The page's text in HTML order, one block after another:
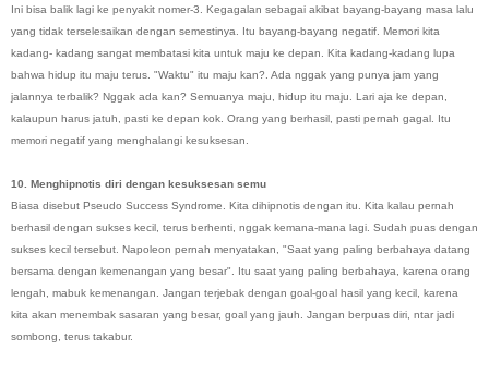
Ini bisa balik lagi ke penyakit nomer-3. Kegagalan sebagai akibat bayang-bayang masa lalu
yang tidak terselesaikan dengan semestinya. Itu bayang-bayang negatif. Memori kita
kadang- kadang sangat membatasi kita untuk maju ke depan. Kita kadang-kadang lupa
bahwa hidup itu maju terus. "Waktu" itu maju kan?. Ada nggak yang punya jam yang
jalannya terbalik? Nggak ada kan? Semuanya maju, hidup itu maju. Lari aja ke depan,
kalaupun harus jatuh, pasti ke depan kok. Orang yang berhasil, pasti pernah gagal. Itu
memori negatif yang menghalangi kesuksesan.
10. Menghipnotis diri dengan kesuksesan semu
Biasa disebut Pseudo Success Syndrome. Kita dihipnotis dengan itu. Kita kalau pernah
berhasil dengan sukses kecil, terus berhenti, nggak kemana-mana lagi. Sudah puas dengan
sukses kecil tersebut. Napoleon pernah menyatakan, "Saat yang paling berbahaya datang
bersama dengan kemenangan yang besar". Itu saat yang paling berbahaya, karena orang
lengah, mabuk kemenangan. Jangan terjebak dengan goal-goal hasil yang kecil, karena
kita akan menembak sasaran yang besar, goal yang jauh. Jangan berpuas diri, ntar jadi
sombong, terus takabur.